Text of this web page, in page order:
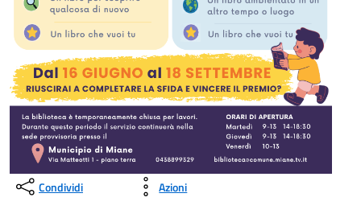
Condividi Azioni